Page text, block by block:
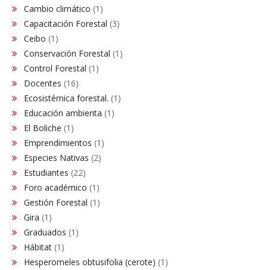
Cambio climático (1)
Capacitación Forestal (3)
Ceibo (1)
Conservación Forestal (1)
Control Forestal (1)
Docentes (16)
Ecosistémica forestal. (1)
Educación ambienta (1)
El Boliche (1)
Emprendimientos (1)
Especies Nativas (2)
Estudiantes (22)
Foro académico (1)
Gestión Forestal (1)
Gira (1)
Graduados (1)
Hábitat (1)
Hesperomeles obtusifolia (cerote) (1)